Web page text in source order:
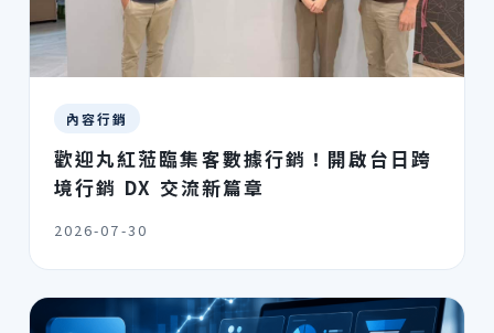
內容行銷
歡迎丸紅蒞臨集客數據行銷！開啟台日跨
境行銷 DX 交流新篇章
2026-07-30